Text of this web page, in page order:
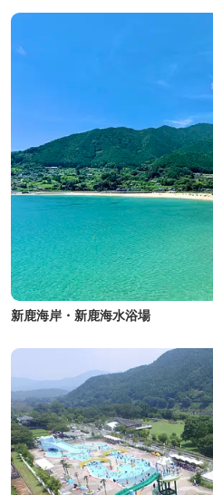
新鹿海岸・新鹿海水浴場